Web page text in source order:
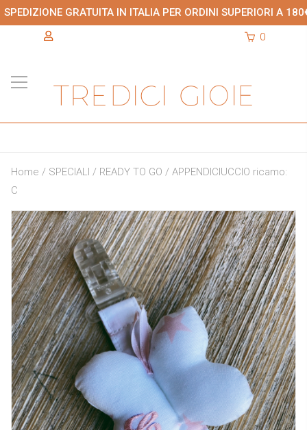
SPEDIZIONE GRATUITA IN ITALIA PER ORDINI SUPERIORI A
0
Home / SPECIALI / READY TO GO / APPENDICIUCCIO ricamo:
C